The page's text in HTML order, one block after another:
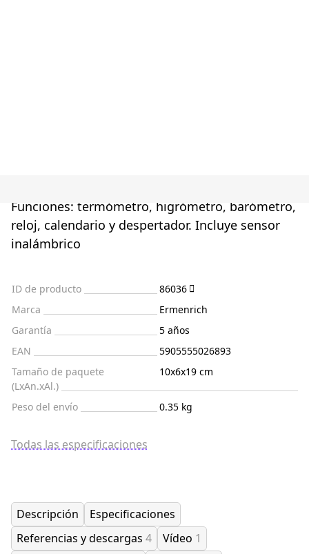
Funciones: termómetro, higrómetro, barómetro,
reloj, calendario y despertador. Incluye sensor
inalámbrico
ID de producto
86036
Marca
Ermenrich
Garantía
5 años
EAN
5905555026893
Tamaño de paquete
(LxAn.xAl.)
10x6x19 cm
Peso del envío 0.35 kg
Todas las especificaciones
Descripción
Especificaciones
Referencias y descargas 4 Vídeo 1